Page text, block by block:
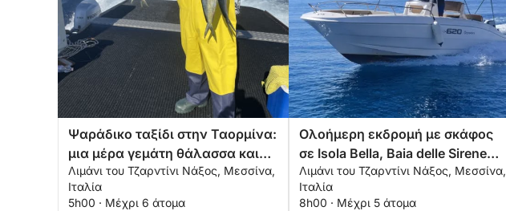
Ψαράδικο ταξίδι στην Ταορμίνα:
μια μέρα γεμάτη θάλασσα και
παράδοση
Λιμάνι του Τζαρντίνι Νάξος, Μεσσίνα,
Ιταλία
5h00 · Μέχρι 6 άτομα
Ολοήμερη εκδρομή με σκάφος
σε Isola Bella, Baia delle Sirene
και Sant'Alessio
Λιμάνι του Τζαρντίνι Νάξος, Μεσσίνα,
Ιταλία
8h00 · Μέχρι 5 άτομα